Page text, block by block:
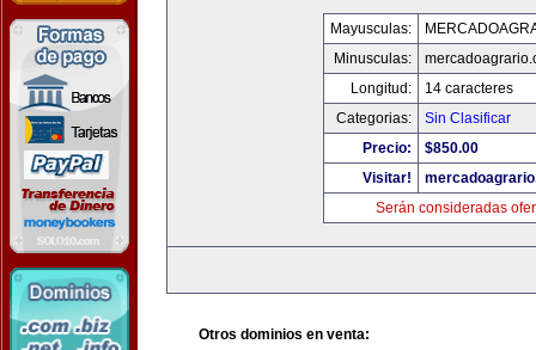
Mayusculas:
Minusculas:
Longitud:
14 caracteres
Categorias:
Sin Clasificar
Precio:
$850.00
Visitar!
Serán consideradas
Otros dominios en venta: